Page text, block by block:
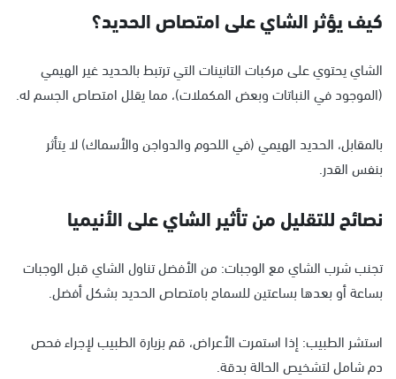
كيف يؤثر الشاي على امتصاص الحديد؟
الشاي يحتوي على مركبات التانينات التي ترتبط بالحديد غير الهيمي
(الموجود في النباتات وبعض المكملات)، مما يقلل امتصاص الجسم له.
بالمقابل، الحديد الهيمي (في اللحوم والدواجن والأسماك) لا يتأثر
بنفس القدر.
نصائح للتقليل من تأثير الشاي على الأنيميا
تجنب شرب الشاي مع الوجبات: من الأفضل تناول الشاي قبل الوجبات
بساعة أو بعدها بساعتين للسماح بامتصاص الحديد بشكل أفضل.
استشر الطبيب: إذا استمرت الأعراض، قم بزيارة الطبيب لإجراء فحص
دم شامل لتشخيص الحالة بدقة.